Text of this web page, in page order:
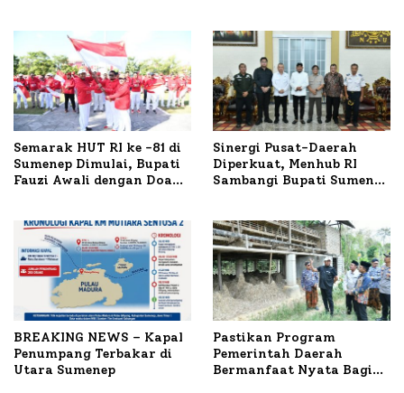
Semarak HUT RI ke -81 di
Sumenep Dimulai, Bupati
Fauzi Awali dengan Doa
Sinergi Pusat-Daerah
Diperkuat, Menhub RI
Sambangi Bupati Sumenep
BREAKING NEWS – Kapal
Penumpang Terbakar di
Utara Sumenep
Pastikan Program
Pemerintah Daerah
Bermanfaat Nyata Bagi